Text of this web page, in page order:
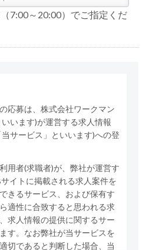
7:00～20:00）でご指定くだ
応募は、株式会社ワークマン
います)が運営する求人情報
サービス」といいます)への登
用者(求職者)が、弊社が運営す
イトに掲載される求人案件を
きるサービス、および保有す
適性に合致すると思われる求
求人情報の提供に関するサー
す。なお弊社が当サービスを
切であると判断した場合、当